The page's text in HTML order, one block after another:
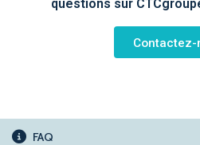
questions sur
Contactez-
FAQ